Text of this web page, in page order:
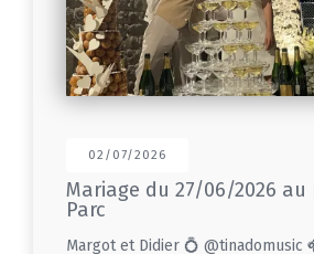
02/07/2026
Mariage du 27/06/2026 au
Parc
Margot et Didier 💍